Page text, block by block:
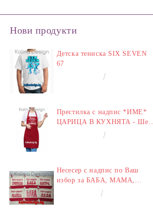
Нови продукти
Детска тениска SIX SEVEN
67
Престилка с надпис *ИМЕ*
ЦАРИЦА В КУХНЯТА - Шеф
Несесер с надпис по Ваш
избор за БАБА, МАМА,
ЛЕЛЯ, СЕСТРА,